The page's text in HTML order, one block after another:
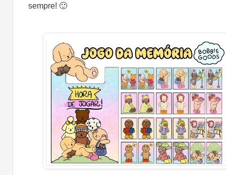
sempre! 🙂